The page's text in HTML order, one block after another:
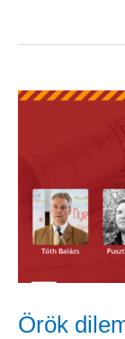
Örök
Örök
vagy
emeletes
(kerekasztal)